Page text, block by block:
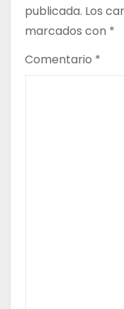
ó
n
publicada. Los
marcados con *
Comentario *